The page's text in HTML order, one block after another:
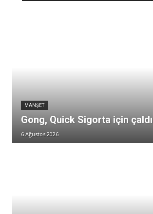
MANŞET
Gong, Quick Sigorta için çaldı
6 Ağustos 2026